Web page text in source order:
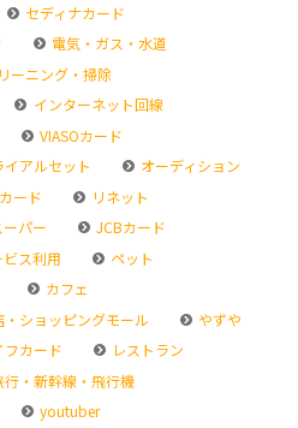
セディナカード
電気・ガス・水道
ーニング・掃除
インターネット回線
VIASOカード
アルセット
オーディション
ード
リネット
ーパー
JCBカード
ス利用
ペット
カフェ
・ショッピングモール
やずや
フカード
レストラン
行・新幹線・飛行機
youtuber